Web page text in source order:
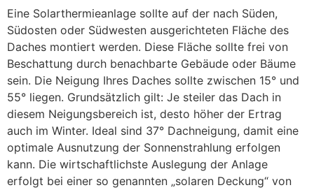
Eine Solarthermieanlage sollte auf der nach Süden,
Südosten oder Südwesten ausgerichteten Fläche des
Daches montiert werden. Diese Fläche sollte frei von
Beschattung durch benachbarte Gebäude oder Bäume
sein. Die Neigung Ihres Daches sollte zwischen 15° und
55° liegen. Grundsätzlich gilt: Je steiler das Dach in
diesem Neigungsbereich ist, desto höher der Ertrag
auch im Winter. Ideal sind 37° Dachneigung, damit eine
optimale Ausnutzung der Sonnenstrahlung erfolgen
kann. Die wirtschaftlichste Auslegung der Anlage
erfolgt bei einer so genannten „solaren Deckung“ von